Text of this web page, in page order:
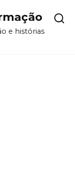
e histórias